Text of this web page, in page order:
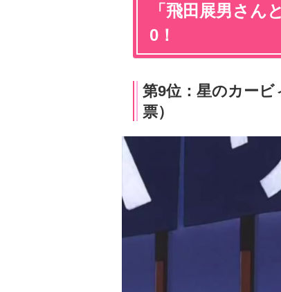
「飛田展男さん
0！
第9位：星のカービ
票）